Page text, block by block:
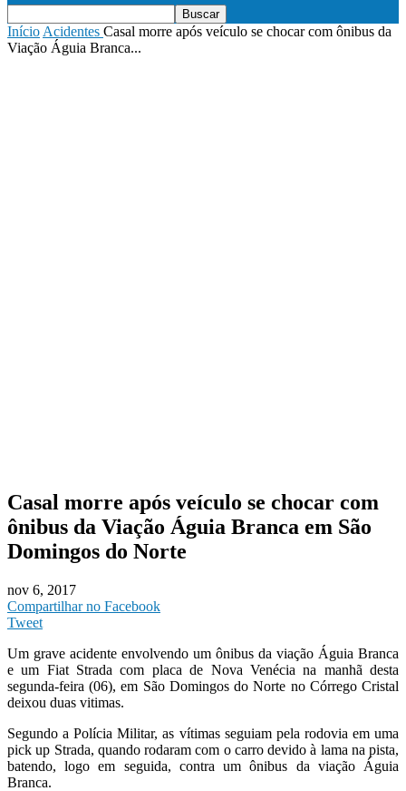
Início Acidentes Casal morre após veículo se chocar com ônibus da
Viação Águia Branca...
Casal morre após veículo se chocar com
ônibus da Viação Águia Branca em São
Domingos do Norte
nov 6, 2017
Compartilhar no Facebook
Tweet
Um grave acidente envolvendo um ônibus da viação Águia Branca
e um Fiat Strada com placa de Nova Venécia na manhã desta
segunda-feira (06), em São Domingos do Norte no Córrego Cristal
deixou duas vitimas.
Segundo a Polícia Militar, as vítimas seguiam pela rodovia em uma
pick up Strada, quando rodaram com o carro devido à lama na pista,
batendo, logo em seguida, contra um ônibus da viação Águia
Branca.